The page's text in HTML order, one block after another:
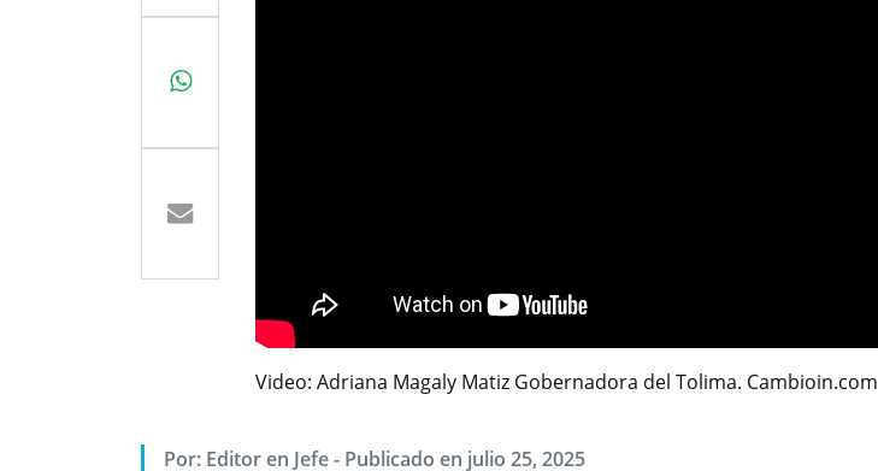
Video: Adriana Magaly Matiz Gobernadora del Tolima. Cambioin.com
Por: Editor en Jefe- Publicado en julio 25, 2025